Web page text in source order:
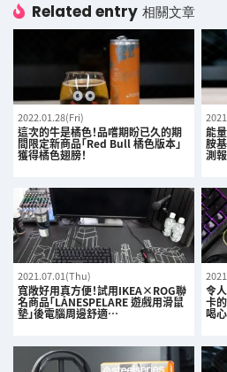
Related entry 相關文章
2022.01.28(Fri)
這次的牛是橘色！品嚐期盼已久的期
間限定新商品「Red Bull 橘色版本」
獲得橘色翅膀！
能
胺
測報
2021.07.01(Thu)
寬敞好用真方便！試用IKEA×ROG聯
名商品「LÅNESPELARE 遊戲用滑鼠
墊」後電腦周邊舒適…
令
卡
喝心